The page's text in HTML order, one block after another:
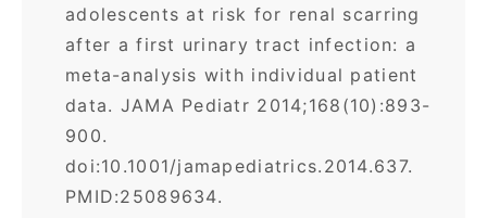
adolescents at risk for renal scarring
after a first urinary tract infection: a
meta-analysis with individual patient
data. JAMA Pediatr 2014;168(10):893-
900.
doi:10.1001/jamapediatrics.2014.637.
PMID:25089634.